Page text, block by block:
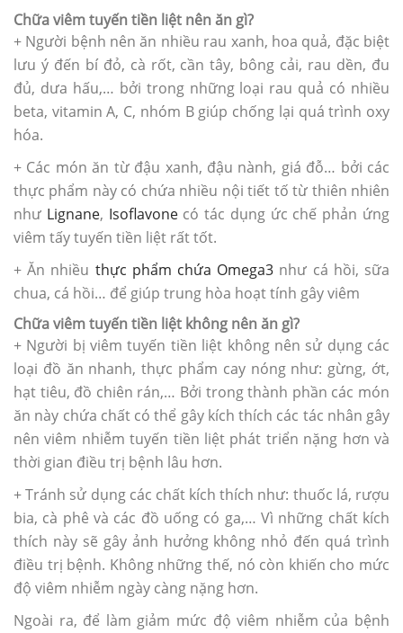
Chữa viêm tuyến tiền liệt nên ăn gì?
+ Người bệnh nên ăn nhiều rau xanh, hoa quả, đặc biệt
lưu ý đến bí đỏ, cà rốt, cần tây, bông cải, rau dền, đu
đủ, dưa hấu,… bởi trong những loại rau quả có nhiều
beta, vitamin A, C, nhóm B giúp chống lại quá trình oxy
hóa.
+ Các món ăn từ đậu xanh, đậu nành, giá đỗ… bởi các
thực phẩm này có chứa nhiều nội tiết tố từ thiên nhiên
như Lignane, Isoflavonecó tác dụng ức chế phản ứng
viêm tấy tuyến tiền liệt rất tốt.
+ Ăn nhiều thực phẩm chứa Omega3 như cá hồi, sữa
chua, cá hồi… để giúp trung hòa hoạt tính gây viêm
Chữa viêm tuyến tiền liệt không nên ăn gì?
+ Người bị viêm tuyến tiền liệt không nên sử dụng các
loại đồ ăn nhanh, thực phẩm cay nóng như: gừng, ớt,
hạt tiêu, đồ chiên rán,… Bởi trong thành phần các món
ăn này chứa chất có thể gây kích thích các tác nhân gây
nên viêm nhiễm tuyến tiền liệt phát triển nặng hơn và
thời gian điều trị bệnh lâu hơn.
+ Tránh sử dụng các chất kích thích như: thuốc lá, rượu
bia, cà phê và các đồ uống có ga,… Vì những chất kích
thích này sẽ gây ảnh hưởng không nhỏ đến quá trình
điều trị bệnh. Không những thế, nó còn khiến cho mức
độ viêm nhiễm ngày càng nặng hơn.
Ngoài ra, để làm giảm mức độ viêm nhiễm của bệnh